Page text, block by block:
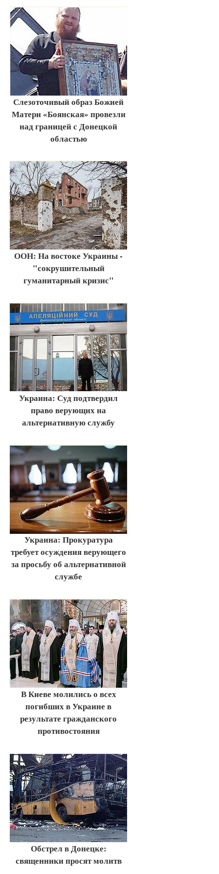
Слезоточивый образ Божией
Матери «Боянская» провезли
над границей с Донецкой
областью
ООН: На востоке Украины -
"сокрушительный
гуманитарный кризис"
Украина: Суд подтвердил
право верующих на
альтернативную службу
Украина: Прокуратура
требует осуждения верующего
за просьбу об альтернативной
службе
В Киеве молились о всех
погибших в Украине в
результате гражданского
противостояния
Обстрел в Донецке:
священники просят молитв